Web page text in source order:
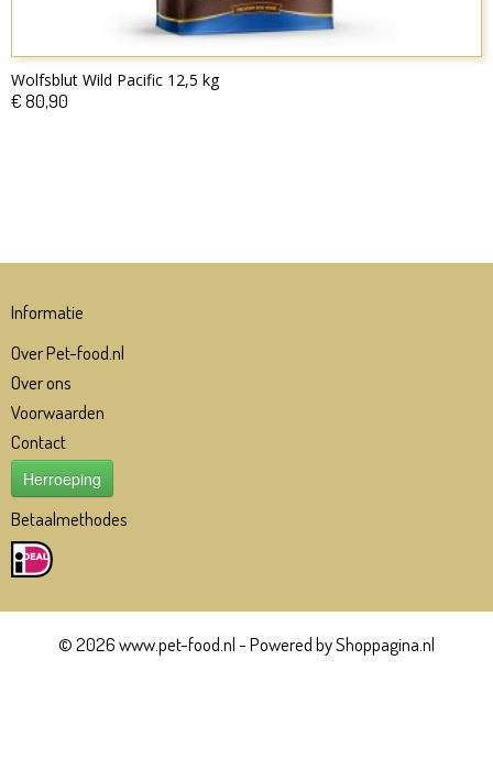
Wolfsblut Wild Pacific 12,5 kg
€ 80,90
Informatie
Over Pet-food.nl
Over ons
Voorwaarden
Contact
Herroeping
Betaalmethodes
© 2026 www.pet-food.nl - Powered by Shoppagina.nl